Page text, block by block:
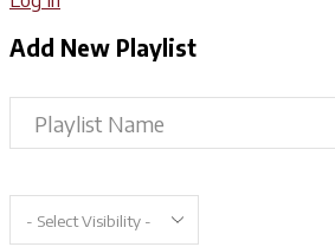
Add New Playlist